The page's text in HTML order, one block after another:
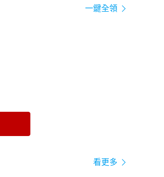
一鍵全領
看更多